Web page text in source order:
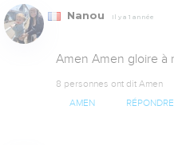
Nanou Il y a 1 année
Amen Amen gloire à
8 personnes ont dit Amen
AMEN RÉPONDRE